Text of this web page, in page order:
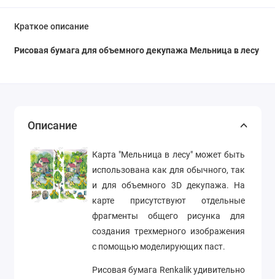
Краткое описание
Рисовая бумага для объемного декупажа Мельница в лесу
Описание
Карта "Мельница в лесу" может быть
использована как для обычного, так
и для объемного 3D декупажа. На
карте присутствуют отдельные
фрагменты общего рисунка для
создания трехмерного изображения
с помощью моделирующих паст.
Рисовая бумага Renkalik удивительно